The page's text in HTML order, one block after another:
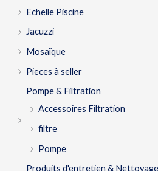
Echelle Piscine
Jacuzzi
Mosaïque
Pieces à seller
Pompe & Filtration
Accessoires Filtration
filtre
Pompe
Produits d'entretien & Nettoyage